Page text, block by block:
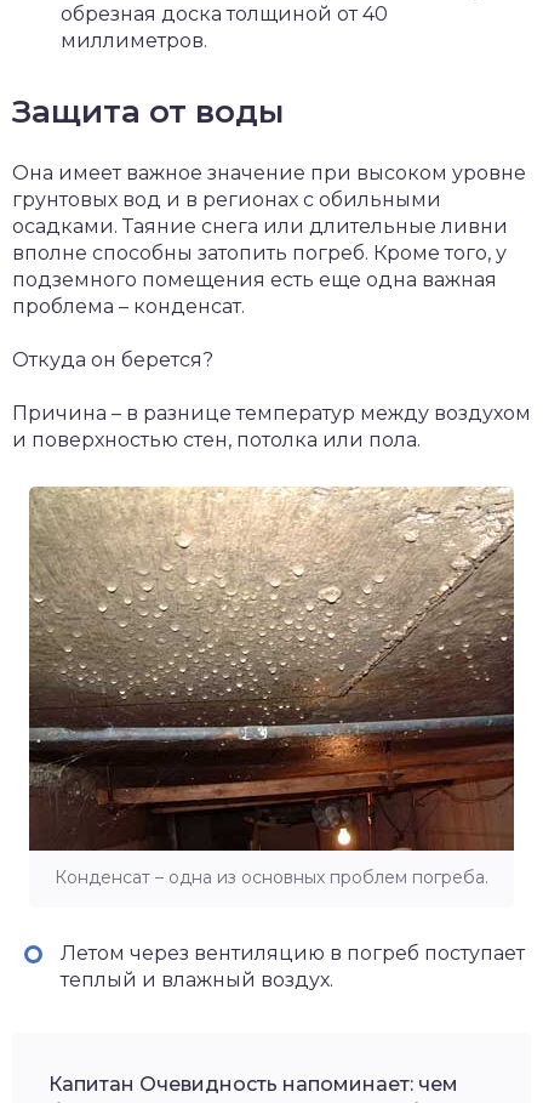
обрезная доска толщиной от 40
миллиметров.
Защита от воды
Она имеет важное значение при высоком уровне
грунтовых вод и в регионах с обильными
осадками. Таяние снега или длительные ливни
вполне способны затопить погреб. Кроме того, у
подземного помещения есть еще одна важная
проблема – конденсат.
Откуда он берется?
Причина – в разнице температур между воздухом
и поверхностью стен, потолка или пола.
Конденсат – одна из основных проблем погреба.
Летом через вентиляцию в погреб поступает
теплый и влажный воздух.
Капитан Очевидность напоминает: чем